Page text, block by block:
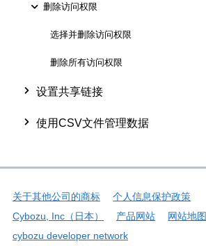
删除访问权限
选择并删除访问权限
删除所有访问权限
设置共享链接
使用CSV文件管理数据
关于其他公司的商标
个人信息保护政策
Cybozu, Inc（日本）
产品网站 网站地图
cybozu developer network